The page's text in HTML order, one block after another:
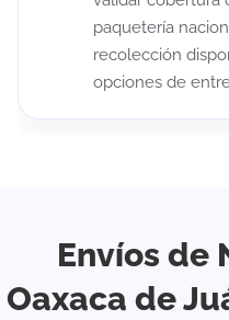
paquetería
recolección
opciones de
Envíos de
Oaxaca de